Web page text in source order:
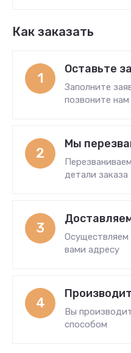
Как заказать
1
Оставьте
Заполните
позвоните нам
2
Мы
детали заказа
3
Осуществляем
вами адресу
4
Вы
способом